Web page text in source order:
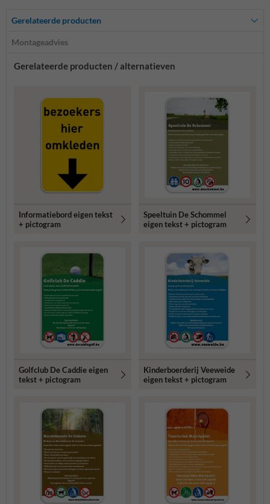
Gerelateerde producten
Montageadvies
Gerelateerde producten / alternatieven
Informatiebord eigen tekst
+ pictogram
Speeltuin De Schommel
eigen tekst + pictogram
Golfclub De Caddie eigen
tekst + pictogram
Kinderboerderij Veeweide
eigen tekst + pictogram